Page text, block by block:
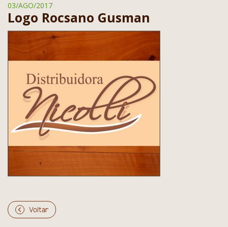
03/AGO/2017
Logo Rocsano Gusman
Voltar